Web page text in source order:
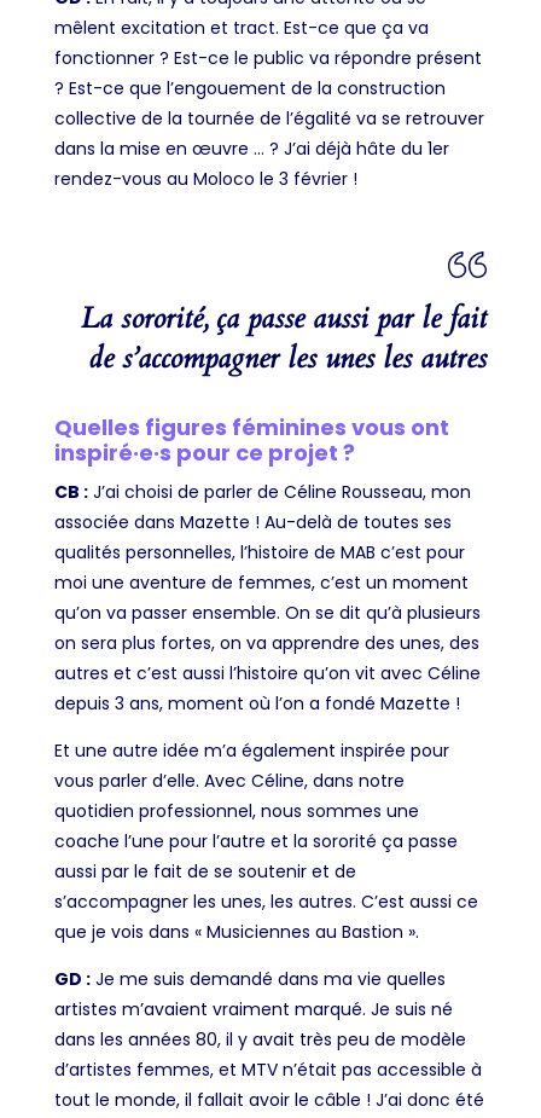
mêlent excitation et tract. Est-ce que ça va
fonctionner ? Est-ce le public va répondre présent
? Est-ce que l’engouement de la construction
collective de la tournée de l’égalité va se retrouver
dans la mise en œuvre … ? J’ai déjà hâte du 1er
rendez-vous au Moloco le 3 février !
La sororité, ça passe aussi par le fait
de s’accompagner les unes les autres
Quelles figures féminines vous ont
inspiré·e·s pour ce projet ?
CB :J’ai choisi de parler de Céline Rousseau, mon
associée dans Mazette ! Au-delà de toutes ses
qualités personnelles, l’histoire de MAB c’est pour
moi une aventure de femmes, c’est un moment
qu’on va passer ensemble. On se dit qu’à plusieurs
on sera plus fortes, on va apprendre des unes, des
autres et c’est aussi l’histoire qu’on vit avec Céline
depuis 3 ans, moment où l’on a fondé Mazette !
Et une autre idée m’a également inspirée pour
vous parler d’elle. Avec Céline, dans notre
quotidien professionnel, nous sommes une
coache l’une pour l’autre et la sororité ça passe
aussi par le fait de se soutenir et de
s’accompagner les unes, les autres. C’est aussi ce
que je vois dans « Musiciennes au Bastion ».
GD :Je me suis demandé dans ma vie quelles
artistes m’avaient vraiment marqué. Je suis né
dans les années 80, il y avait très peu de modèle
d’artistes femmes, et MTV n’était pas accessible à
tout le monde, il fallait avoir le câble ! J’ai donc été